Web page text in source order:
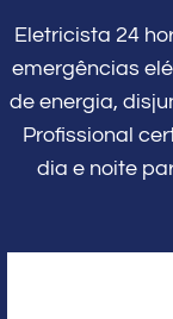
Eletricista 24
emergências
de energia,
Profissional
dia e noite